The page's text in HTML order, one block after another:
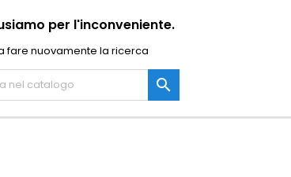
per l'inconveniente.
fare nuovamente la ricerca
